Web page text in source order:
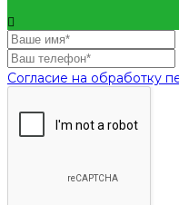
Согласие на обработку